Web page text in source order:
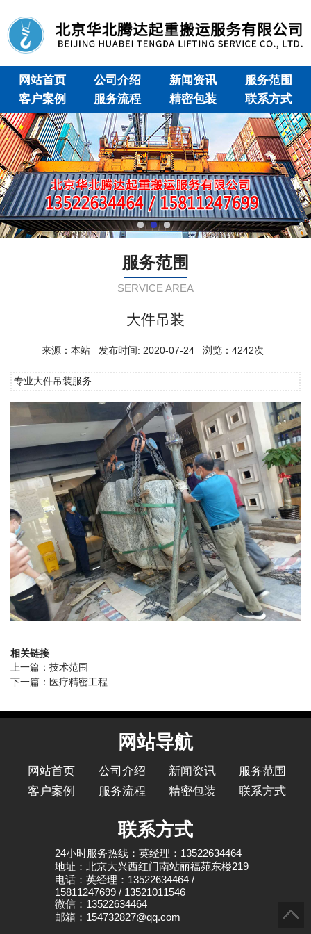
网站首页 公司介绍 新闻资讯
服务范围
客户案例
服务流程 精密包装 联系方式
服务范围
SERVICE AREA
大件吊装
来源：本站 发布时间: 2020-07-24 浏览：4242次
专业大件吊装服务
相关链接
上一篇： 技术范围
下一篇： 医疗精密工程
网站导航
网站首页 公司介绍 新闻资讯
服务范围
客户案例
服务流程 精密包装 联系方式
联系方式
24小时服务热线：英经理：13522634464
地址：北京大兴西红门南站丽福苑东楼219
电话：英经理：13522634464 /
15811247699 / 13521011546
微信：13522634464
邮箱：154732827@qq.com